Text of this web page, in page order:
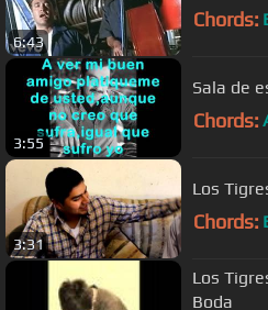
6:43
Chords:
3:55
Sala de
Chords:
3:31
Los
Chords:
Los
Boda